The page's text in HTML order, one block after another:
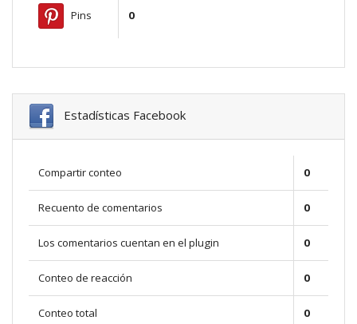
Pins 0
Estadísticas Facebook
Compartir conteo 0
Recuento de comentarios 0
Los comentarios cuentan en el plugin 0
Conteo de reacción 0
Conteo total 0